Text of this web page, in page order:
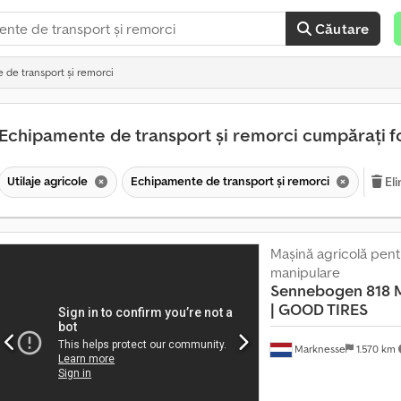
Căutare
de transport și remorci
Echipamente de transport și remorci cumpărați
Utilaje agricole Echipamente de transport și remorci
Marknesse 1.570 km
Mașină agricolă
manipulare
Sennebogen 818
| GOOD TIRES
P
e
s
e